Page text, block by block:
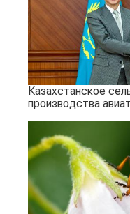
Казахстанское
производства